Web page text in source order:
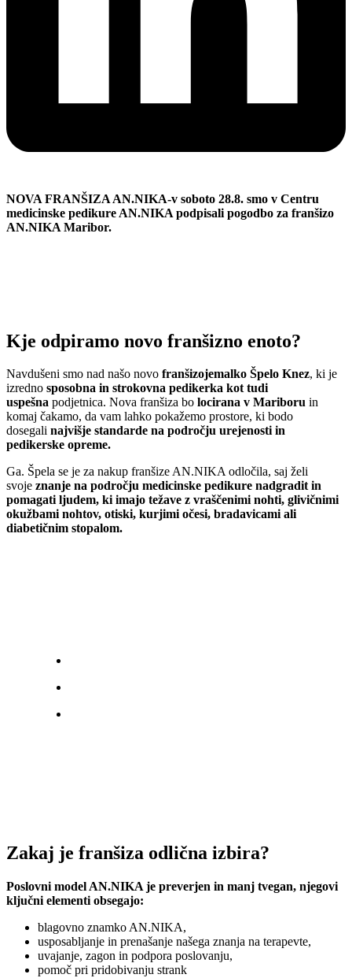
NOVA FRANŠIZA AN.NIKA-v soboto 28.8. smo v Centru
medicinske pedikure AN.NIKA podpisali pogodbo za franšizo
AN.NIKA Maribor.
Kje odpiramo novo franšizno enoto?
Navdušeni smo nad našo novo franšizojemalko Špelo Knez, ki je
izredno sposobna in strokovna pedikerka kot tudi
uspešna podjetnica. Nova franšiza bo locirana v Mariboru in
komaj čakamo, da vam lahko pokažemo prostore, ki bodo
dosegali najvišje standarde na področju urejenosti in
pedikerske opreme.
Ga. Špela se je za nakup franšize AN.NIKA odločila, saj želi
svoje znanje na področju medicinske pedikure nadgradit in
pomagati ljudem, ki imajo težave z vraščenimi nohti, glivičnimi
okužbami nohtov, otiski, kurjimi očesi, bradavicami ali
diabetičnim stopalom.
Zakaj je franšiza odlična izbira?
Poslovni model AN.NIKA je preverjen in manj tvegan, njegovi
ključni elementi obsegajo:
blagovno znamko AN.NIKA,
usposabljanje in prenašanje našega znanja na terapevte,
uvajanje, zagon in podpora poslovanju,
pomoč pri pridobivanju strank